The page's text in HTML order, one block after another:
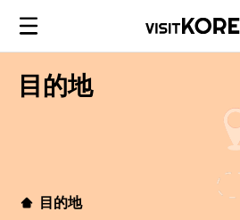
目的地
目的地